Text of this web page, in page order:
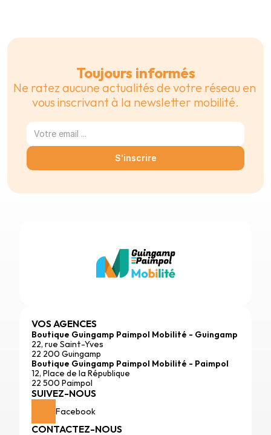
Toujours informés
Ne ratez aucune actualités de votre réseau en
vous inscrivant à la newsletter mobilité.
S'inscrire
VOS AGENCES
Boutique Guingamp Paimpol Mobilité - Guingamp
22, rue Saint-Yves
22 200 Guingamp
Boutique Guingamp Paimpol Mobilité - Paimpol
12, Place de la République
22 500 Paimpol
SUIVEZ-NOUS
Facebook
CONTACTEZ-NOUS